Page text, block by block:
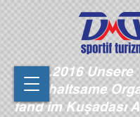
28.08.2016Unsere
unterhaltsame
fand im Kuşadası